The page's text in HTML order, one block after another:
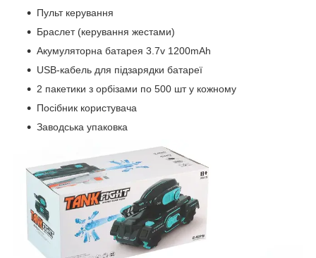
Пульт керування
Браслет (керування жестами)
Акумуляторна батарея 3.7v 1200mAh
USB-кабель для підзарядки батареї
2 пакетики з орбізами по 500 шт у кожному
Посібник користувача
Заводська упаковка